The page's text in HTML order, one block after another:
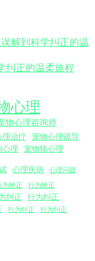
纠正的温柔旅程
心理
物心理咨询师
理治疗
宠物心理疏导
心理 宠物猫心理
心理疾病 心理问题
为矫正 行为矫正
纠正
行为纠正
行为纠正 行为纠正